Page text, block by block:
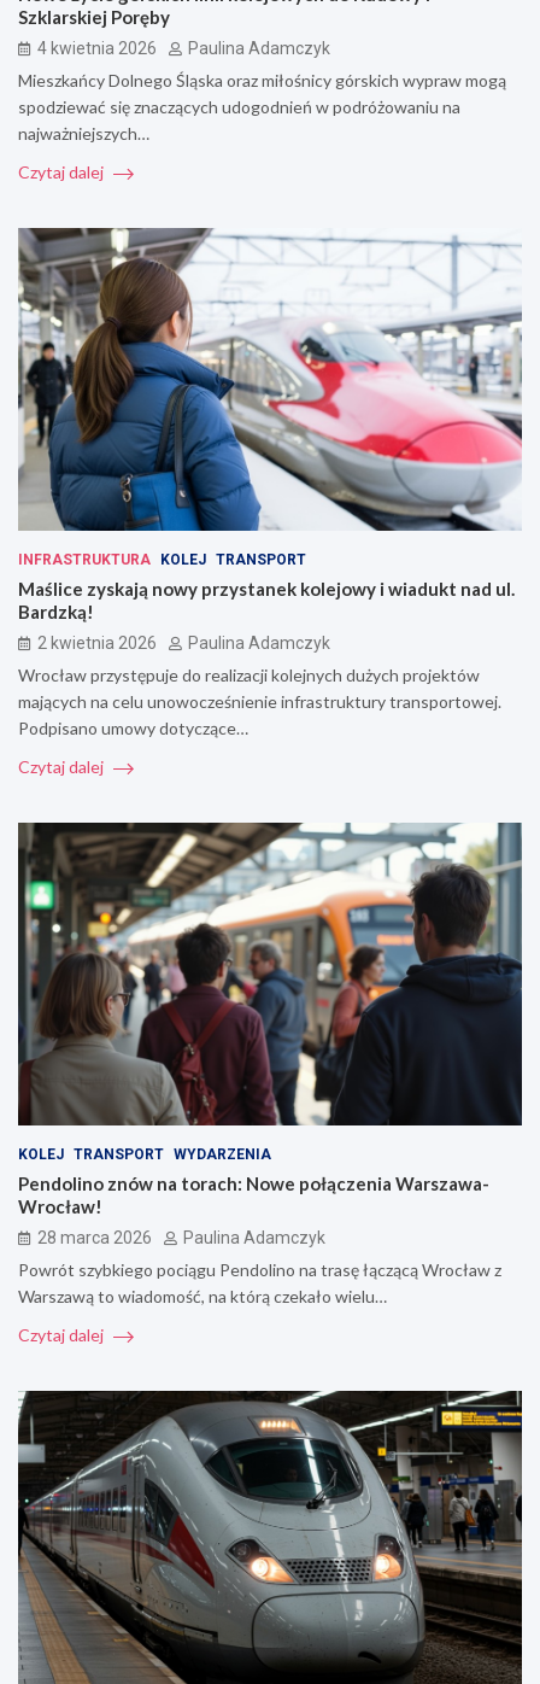
Szklarskiej Poręby
4 kwietnia 2026 Paulina Adamczyk
Mieszkańcy Dolnego Śląska oraz miłośnicy górskich wypraw mogą
spodziewać się znaczących udogodnień w podróżowaniu na
najważniejszych…
Czytaj dalej
INFRASTRUKTURA KOLEJ TRANSPORT
Maślice zyskają nowy przystanek kolejowy i wiadukt nad ul.
Bardzką!
2 kwietnia 2026 Paulina Adamczyk
Wrocław przystępuje do realizacji kolejnych dużych projektów
mających na celu unowocześnienie infrastruktury transportowej.
Podpisano umowy dotyczące…
Czytaj dalej
KOLEJ TRANSPORT WYDARZENIA
Pendolino znów na torach: Nowe połączenia Warszawa-
Wrocław!
28 marca 2026 Paulina Adamczyk
Powrót szybkiego pociągu Pendolino na trasę łączącą Wrocław z
Warszawą to wiadomość, na którą czekało wielu…
Czytaj dalej